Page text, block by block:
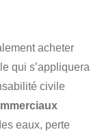
acheter
qui s’appliquera
civile
eaux, perte